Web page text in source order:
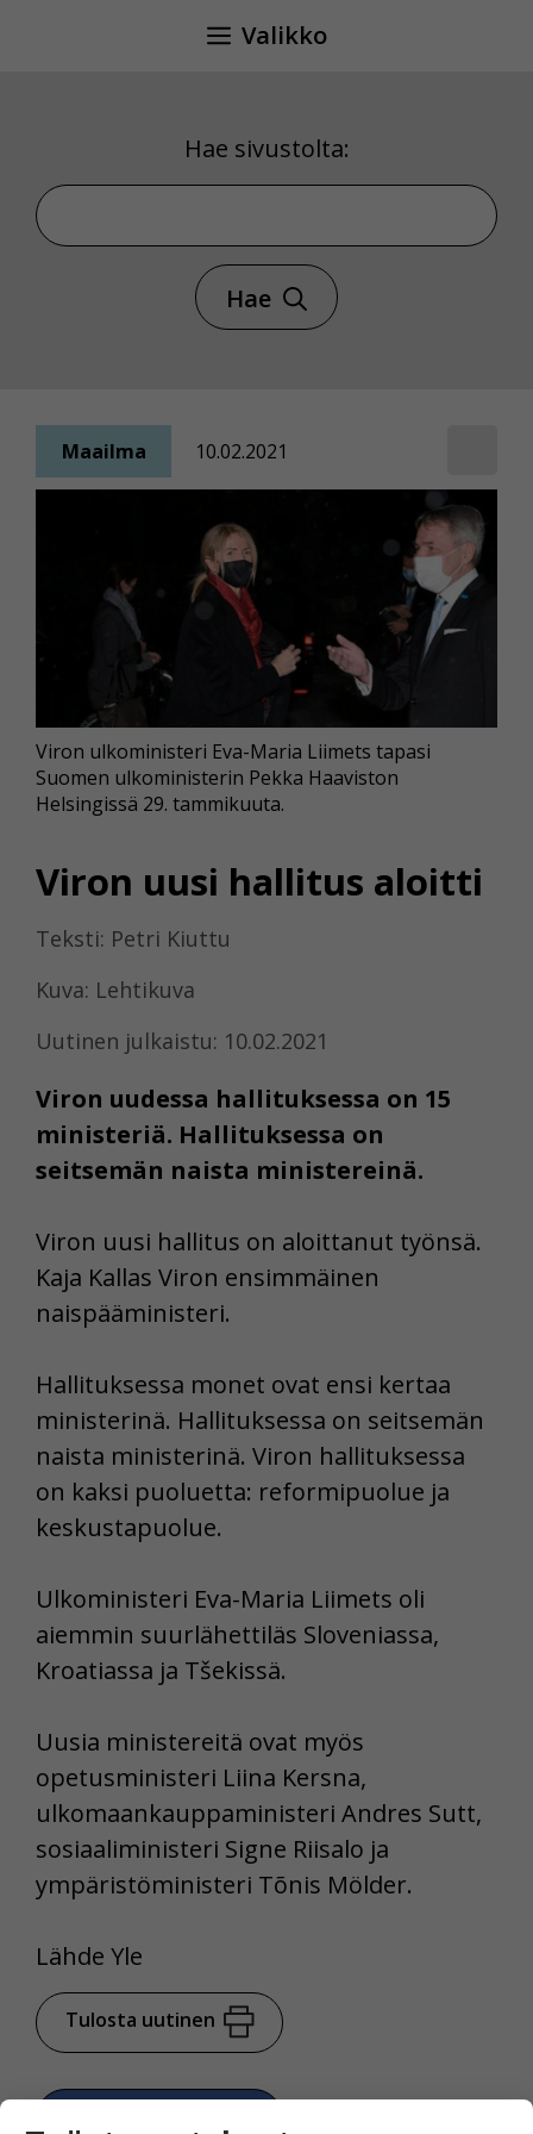
Valikko
Hae sivustolta:
Hae sivustolta
Hae
Maailma 10.02.2021
Viron uusi hallitus aloitti
Teksti: Petri Kiuttu
Kuva: Lehtikuva
Uutinen julkaistu: 10.02.2021
Viron uudessa hallituksessa on 15
ministeriä. Hallituksessa on
seitsemän naista ministereinä.
Viron ulkoministeri Eva-Maria Liimets tapasi
Suomen ulkoministerin Pekka Haaviston
Helsingissä 29. tammikuuta.
Viron uusi hallitus on aloittanut työnsä.
Kaja Kallas Viron ensimmäinen
naispääministeri.
Hallituksessa monet ovat ensi kertaa
ministerinä. Hallituksessa on seitsemän
naista ministerinä. Viron hallituksessa
on kaksi puoluetta: reformipuolue ja
keskustapuolue.
Ulkoministeri Eva-Maria Liimets oli
aiemmin suurlähettiläs Sloveniassa,
Kroatiassa ja Tšekissä.
Uusia ministereitä ovat myös
opetusministeri Liina Kersna,
ulkomaankauppaministeri Andres Sutt,
sosiaaliministeri Signe Riisalo ja
ympäristöministeri Tõnis Mölder.
Lähde Yle
Tulosta uutinen